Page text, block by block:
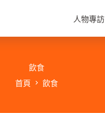
人物專訪
飲食
首頁
飲食